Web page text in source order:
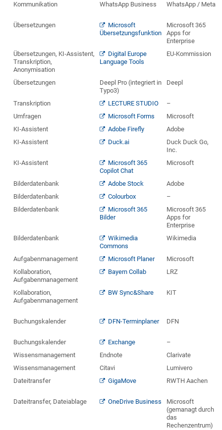
Kommunikation WhatsApp Business WhatsApp / Meta
Übersetzungen
Microsoft
Übersetzungsfunktion
Microsoft 365
Apps for
Enterprise
Übersetzungen, KI‑Assistent,
Transkription,
Anonymisation
Digital Europe
Language Tools
EU‑Kommission
Übersetzungen
Deepl Pro (integriert in
Typo3)
Deepl
Transkription LECTURE STUDIO
–
Umfragen
Microsoft Forms
Microsoft
KI‑Assistent
Adobe Firefly
Adobe
KI‑Assistent
Duck.ai
Duck Duck Go,
Inc.
KI‑Assistent
Microsoft 365
Copilot Chat
Microsoft
Bilderdatenbank Adobe Stock
Adobe
Bilderdatenbank
Colourbox
–
Bilderdatenbank
Microsoft 365
Bilder
Microsoft 365
Apps for
Enterprise
Bilderdatenbank
Wikimedia
Commons
Wikimedia
Aufgabenmanagement Microsoft Planer
Microsoft
Kollaboration,
Aufgabenmanagement
Bayern Collab LRZ
Kollaboration,
Aufgabenmanagement
BW Sync&Share KIT
Buchungskalender DFN-Terminplaner DFN
Buchungskalender Exchange
–
Wissensmanagement
Endnote
Clarivate
Wissensmanagement
Citavi
Lumivero
Dateitransfer
GigaMove RWTH Aachen
Dateitransfer, Dateiablage OneDrive Business
Microsoft
(gemanagt durch
das
Rechenzentrum)